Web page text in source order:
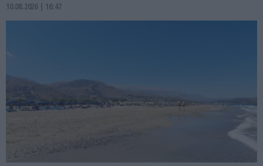
10.08.2026 | 16:47